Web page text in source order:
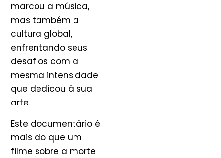
marcou a música,
mas também a
cultura global,
enfrentando seus
desafios com a
mesma intensidade
que dedicou à sua
arte.
Este documentário é
mais do que um
filme sobre a morte